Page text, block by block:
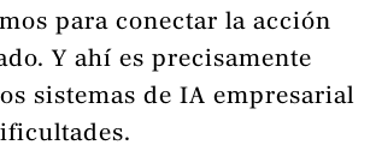
para conectar la acción
Y ahí es precisamente
sistemas de IA empresarial